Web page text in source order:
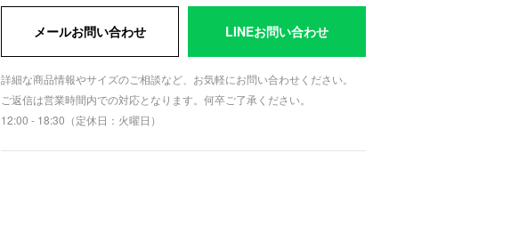
メールお問い合わせ LINEお問い合わせ
詳細な商品情報やサイズのご相談など、お気軽にお問い合わせください。
ご返信は営業時間内での対応となります。何卒ご了承ください。
12:00 - 18:30（定休日：火曜日）